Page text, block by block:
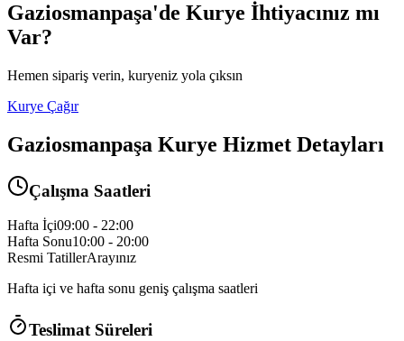
Gaziosmanpaşa'de Kurye İhtiyacınız mı
Var?
Hemen sipariş verin, kuryeniz yola çıksın
Kurye Çağır
Gaziosmanpaşa Kurye Hizmet Detayları
Çalışma Saatleri
Hafta İçi09:00 - 22:00
Hafta Sonu10:00 - 20:00
Resmi TatillerArayınız
Hafta içi ve hafta sonu geniş çalışma saatleri
Teslimat Süreleri